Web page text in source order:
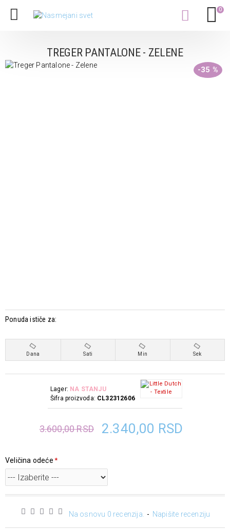
0
TREGER PANTALONE - ZELENE
-35 %
Na osnovu 0 recenzija. - Napišite recenziju
Ponuda ističe za:
Dana Sati Min Sek
2.340,00 RSD
3.600,00 RSD
Lager: NA STANJU
Šifra proizvoda: CL32312606
Veličina odeće